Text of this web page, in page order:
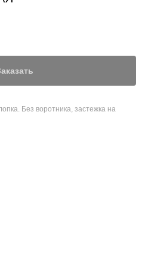
Без воротника, застежка на